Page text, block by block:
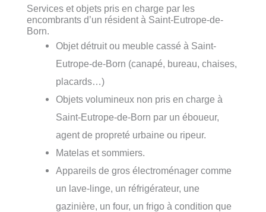
Services et objets pris en charge par les
encombrants d’un résident à Saint-Eutrope-de-
Born.
Objet détruit ou meuble cassé à Saint-
Eutrope-de-Born (canapé, bureau, chaises,
placards…)
Objets volumineux non pris en charge à
Saint-Eutrope-de-Born par un éboueur,
agent de propreté urbaine ou ripeur.
Matelas et sommiers.
Appareils de gros électroménager comme
un lave-linge, un réfrigérateur, une
gazinière, un four, un frigo à condition que